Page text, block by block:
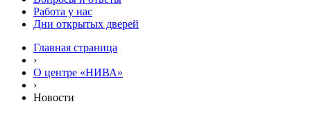
Работа у нас
Дни открытых дверей
Главная страница
›
О центре «НИВА»
›
Новости